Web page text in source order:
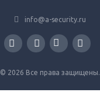
info@a-security.ru
© 2026 Все права защищены.